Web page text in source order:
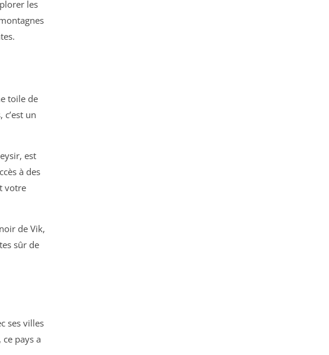
les
toile de
un
est
à des
votre
de Vik,
sûr de
ses villes
pays a